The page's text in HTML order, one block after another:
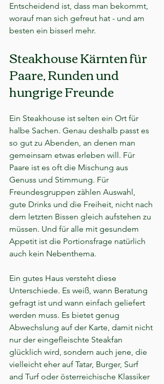
Entscheidend ist, dass man bekommt,
worauf man sich gefreut hat - und am
besten ein bisserl mehr.
Steakhouse Kärnten für
Paare, Runden und
hungrige Freunde
Ein Steakhouse ist selten ein Ort für
halbe Sachen. Genau deshalb passt es
so gut zu Abenden, an denen man
gemeinsam etwas erleben will. Für
Paare ist es oft die Mischung aus
Genuss und Stimmung. Für
Freundesgruppen zählen Auswahl,
gute Drinks und die Freiheit, nicht nach
dem letzten Bissen gleich aufstehen zu
müssen. Und für alle mit gesundem
Appetit ist die Portionsfrage natürlich
auch kein Nebenthema.
Ein gutes Haus versteht diese
Unterschiede. Es weiß, wann Beratung
gefragt ist und wann einfach geliefert
werden muss. Es bietet genug
Abwechslung auf der Karte, damit nicht
nur der eingefleischte Steakfan
glücklich wird, sondern auch jene, die
vielleicht eher auf Tatar, Burger, Surf
and Turf oder österreichische Klassiker